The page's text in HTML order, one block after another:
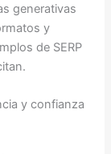
generativas
y
de SERP
y confianza